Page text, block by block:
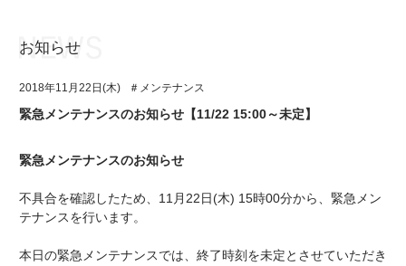
イベント・キャンペーン
ミュージック
アプリゲーム
イベント・キャンペーン
お知らせ
2018年11月22日(木) ＃メンテナンス
緊急メンテナンスのお知らせ【11/22 15:00～未定】
緊急メンテナンスのお知らせ
不具合を確認したため、11月22日(木) 15時00分から、緊急メン
テナンスを行います。
本日の緊急メンテナンスでは、終了時刻を未定とさせていただき